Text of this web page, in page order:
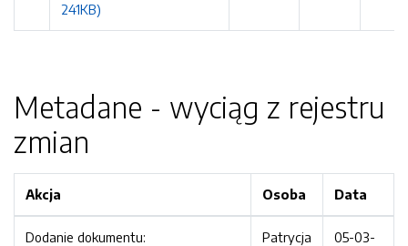
241KB)
Metadane - wyciąg z rejestru
zmian
Akcja Osoba Data
Dodanie dokumentu:
Patrycja
05-03-